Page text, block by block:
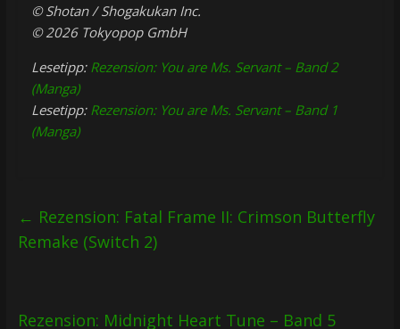
© Shotan / Shogakukan Inc.
© 2026 Tokyopop GmbH
Lesetipp: Rezension: You are Ms. Servant – Band 2
(Manga)
Lesetipp: Rezension: You are Ms. Servant – Band 1
(Manga)
← Rezension: Fatal Frame II: Crimson Butterfly
Remake (Switch 2)
Rezension: Midnight Heart Tune – Band 5